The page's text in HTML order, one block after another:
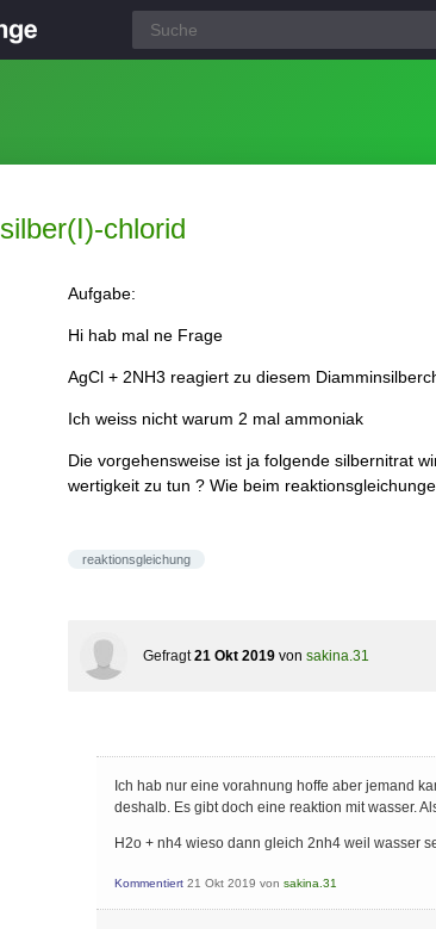
chlorid
Aufgabe:
Hi hab mal ne Frage
AgCl + 2NH3 reagiert zu diesem
Ich weiss nicht warum 2 mal ammoniak
Die vorgehensweise ist ja folgende silbernitrat
wertigkeit zu tun ? Wie beim
reaktionsgleichung
Gefragt 21 Okt 2019 von sakina.31
Ich hab nur eine vorahnung hoffe aber jemand
deshalb. Es gibt doch eine reaktion mit wasser.
H2o + nh4 wieso dann gleich 2nh4 weil wasser
Kommentiert 21 Okt 2019 von sakina.31